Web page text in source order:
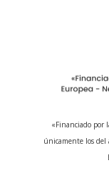
«Financiado por
únicamente los del